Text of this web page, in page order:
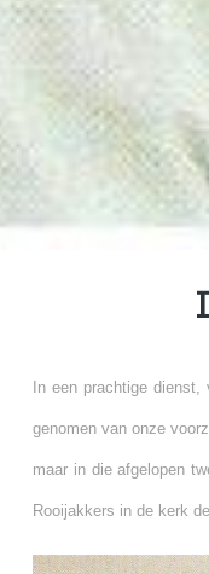
In een prachtige
genomen van onze
maar in die afgelopen
Rooijakkers in de kerk